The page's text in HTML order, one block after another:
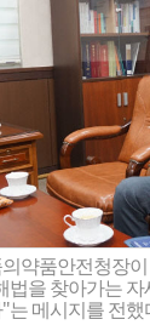
약품안전청장
법을 찾아가는
메시지를 전